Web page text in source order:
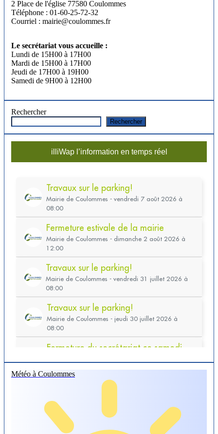
2 Place de l'église 77580 Coulommes
Téléphone : 01-60-25-72-32
Courriel : mairie@coulommes.fr
Le secrétariat vous accueille :
Lundi de 15H00 à 17H00
Mardi de 15H00 à 17H00
Jeudi de 17H00 à 19H00
Samedi de 9H00 à 12H00
Rechercher
Rechercher
illiWap l’information en temps réel
Météo à Coulommes